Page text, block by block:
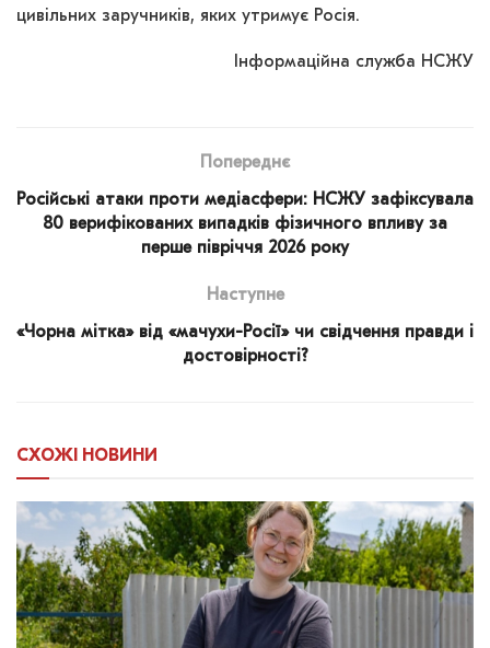
цивільних заручників, яких утримує Росія.
Інформаційна служба НСЖУ
Попереднє
Російські атаки проти медіасфери: НСЖУ зафіксувала
80 верифікованих випадків фізичного впливу за
перше півріччя 2026 року
Наступне
«Чорна мітка» від «мачухи-Росії» чи свідчення правди і
достовірності?
СХОЖІ НОВИНИ